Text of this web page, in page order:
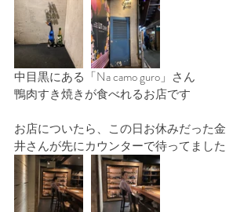
中目黒にある「Na camo guro」さん
鴨肉すき焼きが食べれるお店です
お店についたら、この日お休みだった金
井さんが先にカウンターで待ってました